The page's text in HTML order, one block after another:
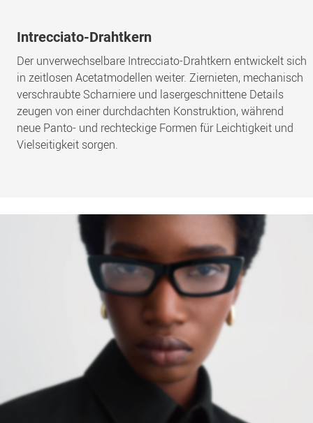
Intrecciato-Drahtkern
Der unverwechselbare Intrecciato-Drahtkern entwickelt sich
in zeitlosen Acetatmodellen weiter. Ziernieten, mechanisch
verschraubte Scharniere und lasergeschnittene Details
zeugen von einer durchdachten Konstruktion, während
neue Panto- und rechteckige Formen für Leichtigkeit und
Vielseitigkeit sorgen.